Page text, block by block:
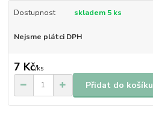
Dostupnost skladem 5 ks
Nejsme plátci DPH
7 Kč/ks
Přidat do košíku